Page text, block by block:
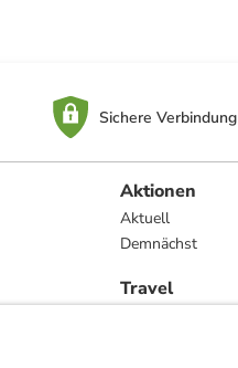
Sichere Verbindung
Aktionen
Aktuell
Demnächst
Travel